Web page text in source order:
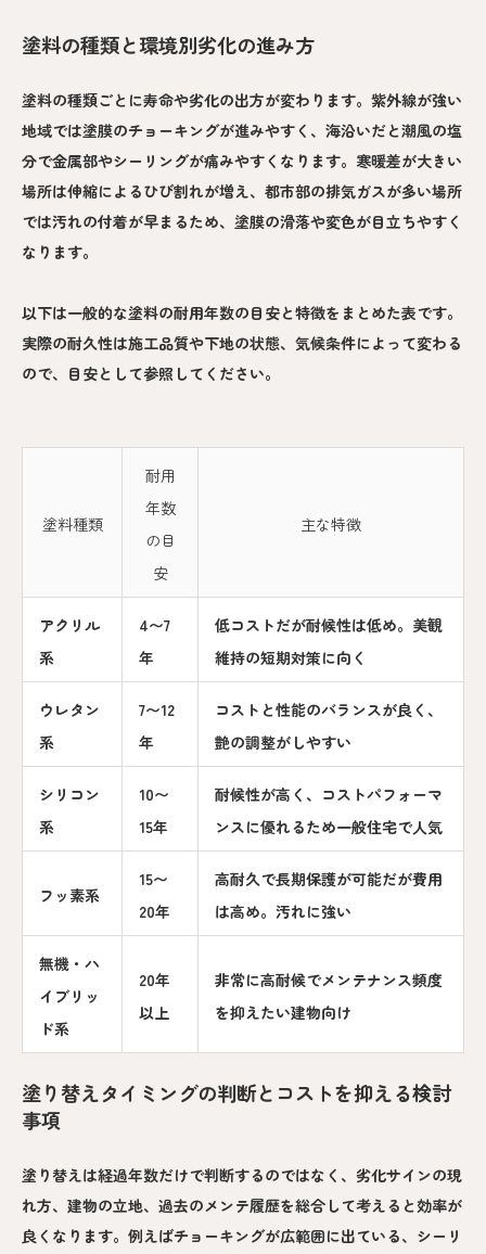
塗料の種類と環境別劣化の進み方
塗料の種類ごとに寿命や劣化の出方が変わります。紫外線が強い
地域では塗膜のチョーキングが進みやすく、海沿いだと潮風の塩
分で金属部やシーリングが痛みやすくなります。寒暖差が大きい
場所は伸縮によるひび割れが増え、都市部の排気ガスが多い場所
では汚れの付着が早まるため、塗膜の滑落や変色が目立ちやすく
なります。
以下は一般的な塗料の耐用年数の目安と特徴をまとめた表です。
実際の耐久性は施工品質や下地の状態、気候条件によって変わる
ので、目安として参照してください。
塗料種類
耐用
年数
の目
安
主な特徴
アクリル
系
4〜7
年
低コストだが耐候性は低め。美観
維持の短期対策に向く
ウレタン
系
7〜12
年
コストと性能のバランスが良く、
艶の調整がしやすい
シリコン
系
10〜
15年
耐候性が高く、コストパフォーマ
ンスに優れるため一般住宅で人気
フッ素系
15〜
20年
高耐久で長期保護が可能だが費用
は高め。汚れに強い
無機・ハ
イブリッ
ド系
20年
以上
非常に高耐候でメンテナンス頻度
を抑えたい建物向け
塗り替えタイミングの判断とコストを抑える検討
事項
塗り替えは経過年数だけで判断するのではなく、劣化サインの現
れ方、建物の立地、過去のメンテ履歴を総合して考えると効率が
良くなります。例えばチョーキングが広範囲に出ている、シーリ